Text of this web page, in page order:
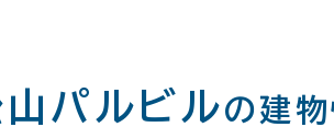
パルビルの建